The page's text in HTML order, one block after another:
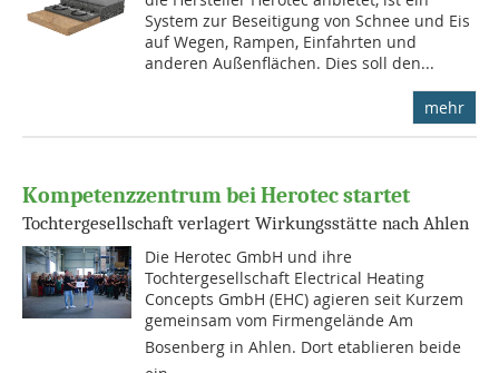
System zur Beseitigung von Schnee und Eis
auf Wegen, Rampen, Einfahrten und
anderen Außenflächen. Dies soll den...
mehr
Kompetenzzentrum bei Herotec startet
Tochtergesellschaft verlagert Wirkungsstätte nach Ahlen
Die Herotec GmbH und ihre
Tochtergesellschaft Electrical Heating
Concepts GmbH (EHC) agieren seit Kurzem
gemeinsam vom Firmengelände Am
Bosenberg in Ahlen. Dort etablieren beide